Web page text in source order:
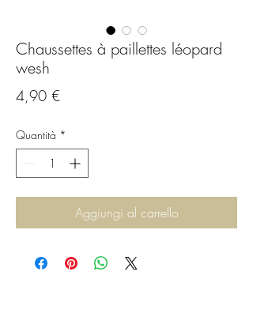
Chaussettes à paillettes léopard
wesh
4,90 €
Quantità *
Aggiungi al carrello